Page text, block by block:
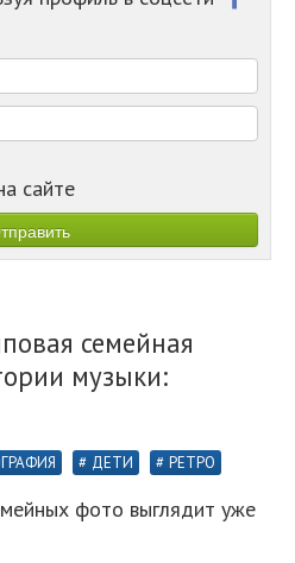
-
сайте
семейная
музыки:
ДЕТИ РЕТРО
фото выглядит уже